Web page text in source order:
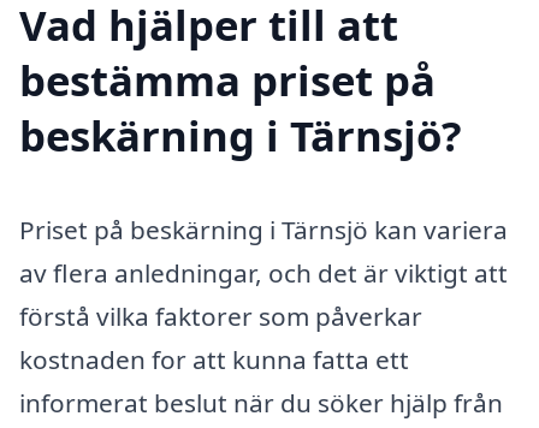
Vad hjälper till att
bestämma priset på
beskärning i Tärnsjö?
Priset på beskärning i Tärnsjö kan variera
av flera anledningar, och det är viktigt att
förstå vilka faktorer som påverkar
kostnaden for att kunna fatta ett
informerat beslut när du söker hjälp från